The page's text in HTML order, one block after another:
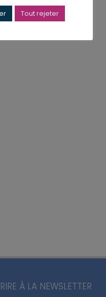
À LA NEWSLETTER
Tout rejeter